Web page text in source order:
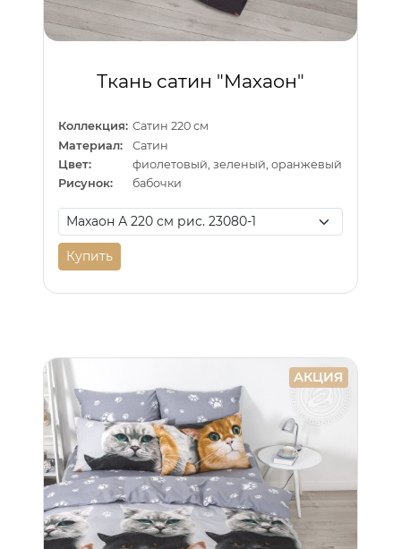
Ткань сатин "Махаон"
Коллекция: Сатин 220 см
Материал:
Сатин
Цвет:
фиолетовый, зеленый, оранжевый
Рисунок:
бабочки
Купить
АКЦИЯ